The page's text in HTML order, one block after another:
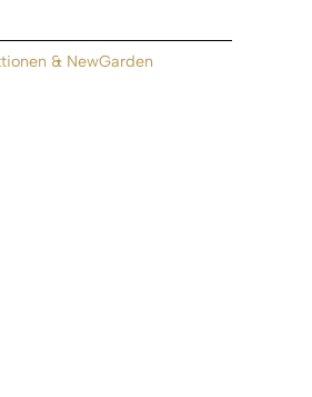
& NewGarden